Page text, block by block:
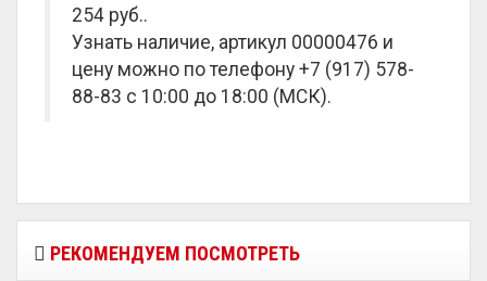
254 руб..
Узнать наличие, артикул 00000476 и
цену можно по телефону +7 (917) 578-
88-83 с 10:00 до 18:00 (МСК).
РЕКОМЕНДУЕМ ПОСМОТРЕТЬ